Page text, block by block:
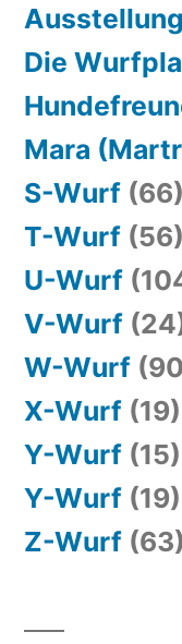
Die
Mara
S-Wurf (66)
T-Wurf (56)
U-Wurf
V-Wurf
W-Wurf
X-Wurf (19)
Y-Wurf (15)
Y-Wurf (19)
Z-Wurf (63)